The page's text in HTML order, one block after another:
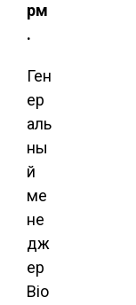
рм
.
Ген
ер
аль
ны
й
ме
не
дж
ер
Bio